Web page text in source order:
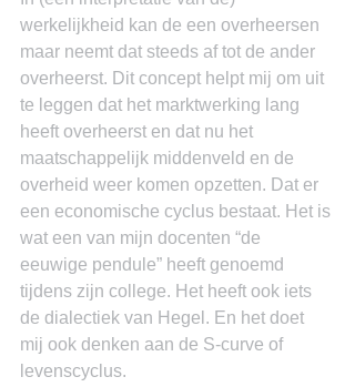
werkelijkheid kan de een overheersen
maar neemt dat steeds af tot de ander
overheerst. Dit concept helpt mij om uit
te leggen dat het marktwerking lang
heeft overheerst en dat nu het
maatschappelijk middenveld en de
overheid weer komen opzetten. Dat er
een economische cyclus bestaat. Het is
wat een van mijn docenten “de
eeuwige pendule” heeft genoemd
tijdens zijn college. Het heeft ook iets
de dialectiek van Hegel. En het doet
mij ook denken aan de S-curve of
levenscyclus.